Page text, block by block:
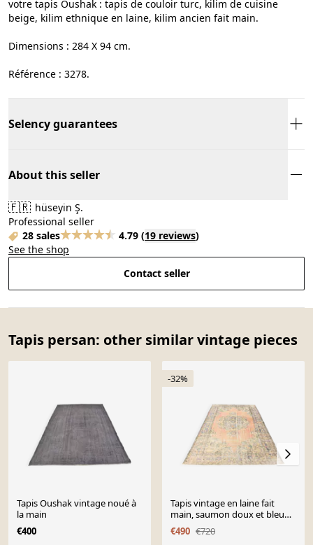
votre tapis Oushak : tapis de couloir turc, kilim de cuisine
beige, kilim ethnique en laine, kilim ancien fait main.
Dimensions : 284 X 94 cm.
Référence : 3278.
Selency guarantees
About this seller
🇫🇷 hüseyin Ş.
Professional seller
28 sales
4.79 (19 reviews)
See the shop
Contact seller
Tapis persan: other similar vintage pieces
Tapis Oushak vintage noué à
la main
€400
-32%
Tapis vintage en laine fait
main, saumon doux et bleu
marine, 183x264 cm
€490 €720